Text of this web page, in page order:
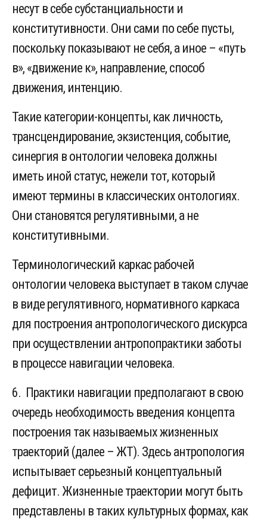
несут в себе субстанциальности и
конститутивности. Они сами по себе пусты,
поскольку показывают не себя, а иное – «путь
в», «движение к», направление, способ
движения, интенцию.
Такие категории-концепты, как личность,
трансцендирование, экзистенция, событие,
синергия в онтологии человека должны
иметь иной статус, нежели тот, который
имеют термины в классических онтологиях.
Они становятся регулятивными, а не
конститутивными.
Терминологический каркас рабочей
онтологии человека выступает в таком случае
в виде регулятивного, нормативного каркаса
для построения антропологического дискурса
при осуществлении антропопрактики заботы
в процессе навигации человека.
6. Практики навигации предполагают в свою
очередь необходимость введения концепта
построения так называемых жизненных
траекторий (далее – ЖТ). Здесь антропология
испытывает серьезный концептуальный
дефицит. Жизненные траектории могут быть
представлены в таких культурных формах, как